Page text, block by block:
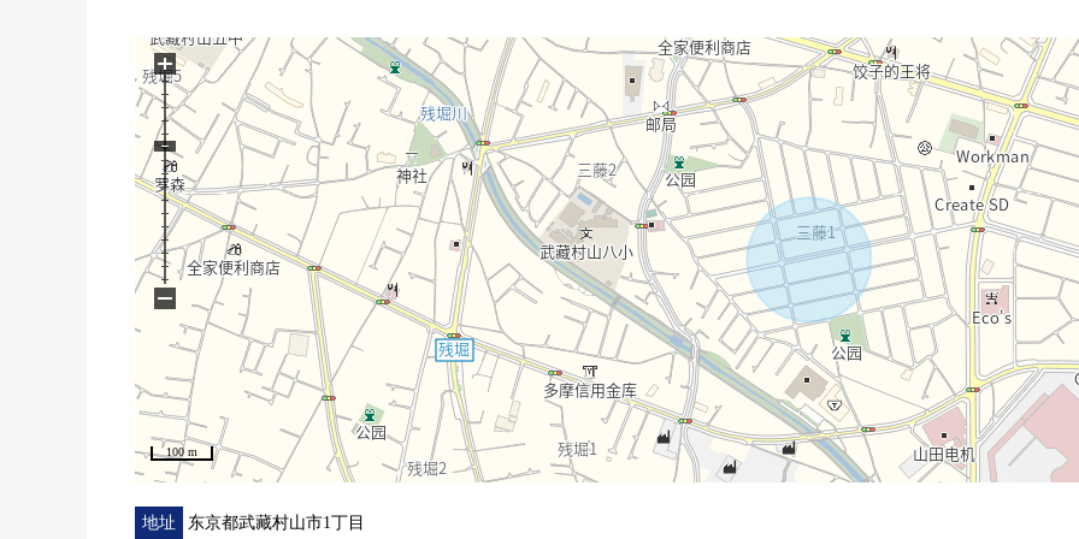
■ 比负责━━━━━━━━━━━━━━━・・・・・
○ 房源、居住环境的详细的信息，买房、贷款需讨论 请甚至随便询问小事情。
100 m
+
−
地址 东京都武藏村山市1丁目